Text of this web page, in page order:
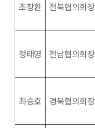
조창환 전북협의회장
정태영 전남협의회장
최승호 경북협의회장